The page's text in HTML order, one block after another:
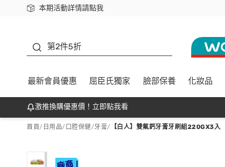
本期活動詳情請點我
下載app最高回饋$350
第2件5折
最新會員優惠 屈臣氏獨家 臉部保養 化妝品
激推換購優惠價！立即點我看
首頁/ 日用品/ 口腔保健/牙膏/ 【白人】雙氟鈣牙膏牙刷組220GX3入